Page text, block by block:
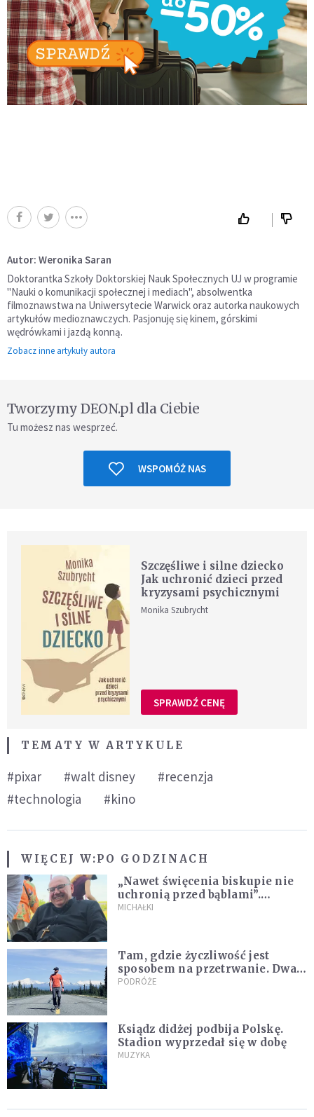
Autor: Weronika Saran
Doktorantka Szkoły Doktorskiej Nauk Społecznych UJ w programie
"Nauki o komunikacji społecznej i mediach", absolwentka
filmoznawstwa na Uniwersytecie Warwick oraz autorka naukowych
artykułów medioznawczych. Pasjonuję się kinem, górskimi
wędrówkami i jazdą konną.
Zobacz inne artykuły autora
Tworzymy DEON.pl dla Ciebie
Tu możesz nas wesprzeć.
WSPOMÓŻ NAS
Szczęśliwe i silne dziecko
Jak uchronić dzieci przed
kryzysami psychicznymi
Monika Szubrycht
SPRAWDŹ CENĘ
TEMATY W ARTYKULE
#pixar #walt disney
#recenzja
#technologia
#kino
WIĘCEJ W:PO GODZINACH
„Nawet święcenia biskupie nie
uchronią przed bąblami”.
Archidiecezja pokazała
MICHAŁKI
Tam, gdzie życzliwość jest
sposobem na przetrwanie. Dwa
tygodnie na Alasce [REPORTAŻ]
PODRÓŻE
Ksiądz didżej podbija Polskę.
Stadion wyprzedał się w dobę
MUZYKA